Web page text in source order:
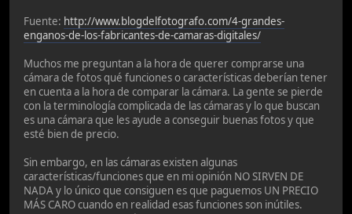
Fuente: http://www.blogdelfotografo.com/4-grandes-
enganos-de-los-fabricantes-de-camaras-digitales/
Muchos me preguntan a la hora de querer comprarse una
cámara de fotos qué funciones o características deberían tener
en cuenta a la hora de comparar la cámara. La gente se pierde
con la terminología complicada de las cámaras y lo que buscan
es una cámara que les ayude a conseguir buenas fotos y que
esté bien de precio.
Sin embargo, en las cámaras existen algunas
características/funciones que en mi opinión NO SIRVEN DE
NADA y lo único que consiguen es que paguemos UN PRECIO
MÁS CARO cuando en realidad esas funciones son inútiles.